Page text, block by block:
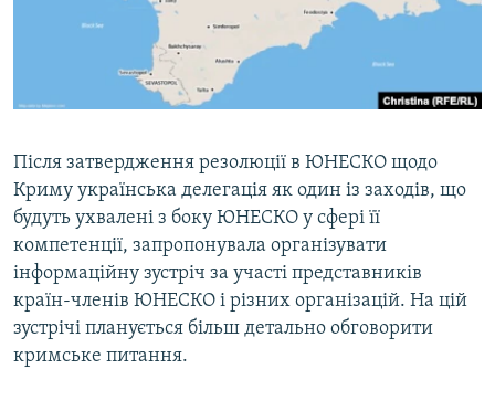
ВІДЕОУРОКИ «ELIFBE»
СВІДЧЕННЯ ОКУПАЦІЇ
УКРАЇНСЬКА ПРОБЛЕМА КРИМУ
Усі сайти RFE/RL
Після затвердження резолюції в ЮНЕСКО щодо
Криму українська делегація як один із заходів, що
будуть ухвалені з боку ЮНЕСКО у сфері її
компетенції, запропонувала організувати
інформаційну зустріч за участі представників
країн-членів ЮНЕСКО і різних організацій. На цій
зустрічі планується більш детально обговорити
кримське питання.